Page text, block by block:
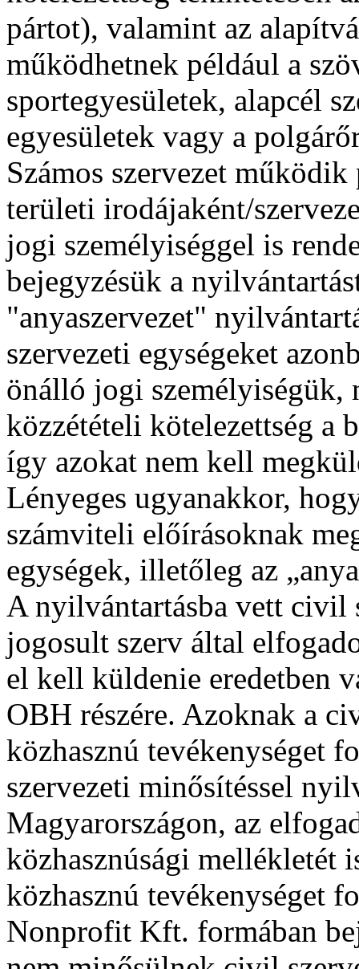
pártot), valamint az
működhetnek például a
sportegyesületek, alapcél
egyesületek vagy a
Számos szervezet
területi irodájaként/
jogi személyiséggel is
bejegyzésük a
"anyaszervezet"
szervezeti egységeket
önálló jogi személyiségük,
közzétételi kötelezettség a
így azokat nem kell
Lényeges ugyanakkor,
számviteli előírásoknak
egységek, illetőleg az
A nyilvántartásba vett civil
jogosult szerv által
el kell küldenie eredetben
OBH részére. Azoknak a
közhasznú tevékenységet
szervezeti minősítéssel
Magyarországon, az
közhasznúsági mellékletét
közhasznú tevékenységet
Nonprofit Kft. formában